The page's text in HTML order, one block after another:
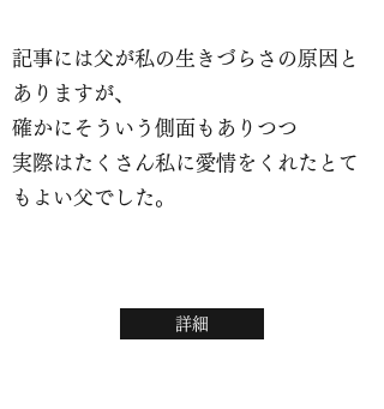
記事には父が私の生きづらさの原因と
ありますが、
確かにそういう側面もありつつ
実際はたくさん私に愛情をくれたとて
もよい父でした。
詳細